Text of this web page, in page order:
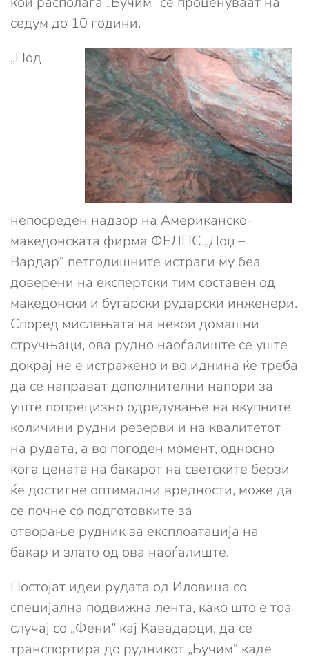
седум до 10 години.
„Под
непосреден надзор на Американско-
македонската фирма ФЕЛПС „Доџ –
Вардар“ петгодишните истраги му беа
доверени на експертски тим составен од
македонски и бугарски рударски инженери.
Според мислењата на некои домашни
стручњаци, ова рудно наоѓалиште се уште
докрај не е истражено и во иднина ќе треба
да се направат дополнителни напори за
уште попрецизно одредување на вкупните
количини рудни резерви и на квалитетот
на рудата, а во погоден момент, односно
кога цената на бакарот на светските берзи
ќе достигне оптимални вредности, може да
се почне со подготовките за
отворање рудник за експлоатација на
бакар и злато од ова наоѓалиште.
Постојат идеи рудата од Иловица со
специјална подвижна лента, како што е тоа
случај со „Фени“ кај Кавадарци, да се
транспортира до рудникот „Бучим“ каде